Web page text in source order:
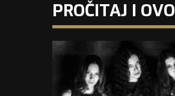
PROČITAJ I OVO